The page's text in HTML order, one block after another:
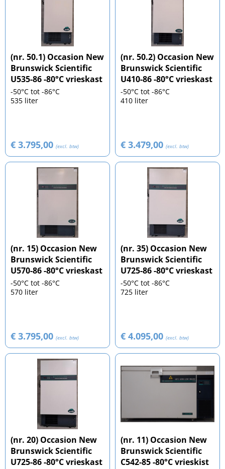
(nr. 50.1) Occasion New
Brunswick Scientific
U535-86 -80°C vrieskast
-50°C tot -86°C
535 liter
€ 3.795,00 (excl. btw)
(nr. 50.2) Occasion New
Brunswick Scientific
U410-86 -80°C vrieskast
-50°C tot -86°C
410 liter
€ 3.479,00 (excl. btw)
(nr. 15) Occasion New
Brunswick Scientific
U570-86 -80°C vrieskast
-50°C tot -86°C
570 liter
€ 3.795,00 (excl. btw)
(nr. 35) Occasion New
Brunswick Scientific
U725-86 -80°C vrieskast
-50°C tot -86°C
725 liter
€ 4.095,00 (excl. btw)
(nr. 20) Occasion New
Brunswick Scientific
U725-86 -80°C vrieskast
(nr. 11) Occasion New
Brunswick Scientific
C542-85 -80°C vrieskist